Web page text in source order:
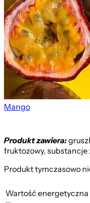
Mango
Produkt zawiera:
fruktozowy, substancje
Produkt tymczasowo
Wartość energetyczna